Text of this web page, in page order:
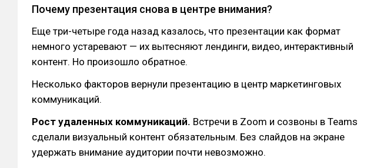
Почему презентация снова в центре внимания?
Еще три-четыре года назад казалось, что презентации как формат
немного устаревают — их вытесняют лендинги, видео, интерактивный
контент. Но произошло обратное.
Несколько факторов вернули презентацию в центр маркетинговых
коммуникаций.
Рост удаленных коммуникаций. Встречи в Zoom и созвоны в Teams
сделали визуальный контент обязательным. Без слайдов на экране
удержать внимание аудитории почти невозможно.